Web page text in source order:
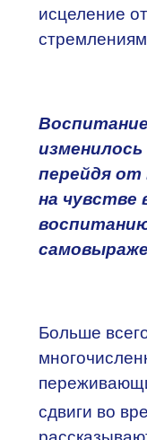
исцеление
изменилось
перейдя от
на чувстве
Больше
сдвиги во